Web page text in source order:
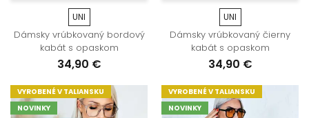
UNI
Dámsky vrúbkovaný bordový
kabát s opaskom
34,90 €
UNI
Dámsky vrúbkovaný čierny
kabát s opaskom
34,90 €
VYROBENÉ V TALIANSKU
NOVINKY
VYROBENÉ V TALIANSKU
NOVINKY